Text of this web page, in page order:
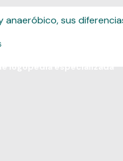
anaeróbico, sus